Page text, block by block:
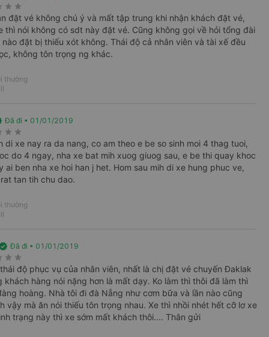
điện thoại luôn luôn trong tình trạng có
phải có mặt trước giờ xe xuất bến từ 30 –
viên phòng vé, nhân viên sẽ hỗ trợ xuất
biết trước được bạn sẽ đi xe biển số
hệ gần giờ đi để nắm rõ hơn.
khách tại Hoài An, Hoài Nhơn, Phù
Tỉnh Bình Định. Hành khách có thể liên hệ
star_rate star_rate
đặt vé không chú ý và mất tập trung khi nhận khách đặt vé,
thì nói không có sdt này đặt vé. Cũng không gọi về hỏi tổng đài
đặt bị thiếu xót không. Thái độ cả nhân viên và tài xế đều
không tôn trọng ng khác.
thường
Đã đi • 01/01/2019
star_rate star_rate
di xe nay ra da nang, co am theo e be so sinh moi 4 thag tuoi,
do 4 ngay, nha xe bat mih xuog giuog sau, e be thi quay khoc
ai ben nha xe hoi han j het. Hom sau mih di xe hung phuc ve,
tan tih chu dao.
thường
Đã đi • 01/01/2019
star_rate star_rate
độ phục vụ của nhân viên, nhất là chị đặt vé chuyến Đaklak
khách hàng nói nặng hơn là mất dạy. Ko làm thì thôi đã làm thì
hoàng. Nhà tôi đi đà Nẵng như cơm bữa và lần nào cũng
vậy mà ăn nói thiếu tôn trọng nhau. Xe thì nhồi nhét hết cỡ lơ xe
trạng này thì xe sớm mất khách thôi.... Thân gửi